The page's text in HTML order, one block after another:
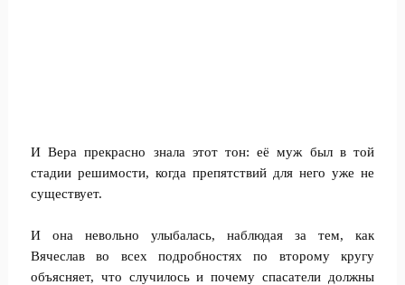
И Вера прекрасно знала этот тон: её муж был в той
стадии решимости, когда препятствий для него уже не
существует.
И она невольно улыбалась, наблюдая за тем, как
Вячеслав во всех подробностях по второму кругу
объясняет, что случилось и почему спасатели должны